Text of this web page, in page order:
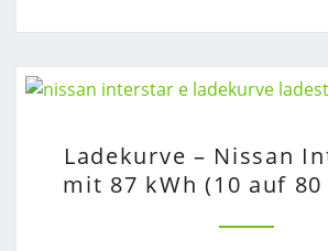
–
NISSAN
Ladekurve – Nissan
mit 87 kWh (10 auf